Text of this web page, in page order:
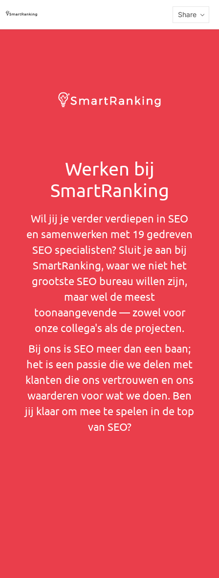
Share
Werken bij
SmartRanking
Wil jij je verder verdiepen in SEO
en samenwerken met 19 gedreven
SEO specialisten? Sluit je aan bij
SmartRanking, waar we niet het
grootste SEO bureau willen zijn,
maar wel de meest
toonaangevende — zowel voor
onze collega's als de projecten.
Bij ons is SEO meer dan een baan;
het is een passie die we delen met
klanten die ons vertrouwen en ons
waarderen voor wat we doen. Ben
jij klaar om mee te spelen in de top
van SEO?